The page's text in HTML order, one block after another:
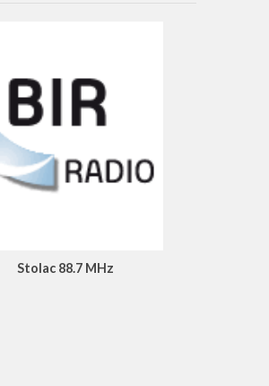
Stolac 88.7 MHz